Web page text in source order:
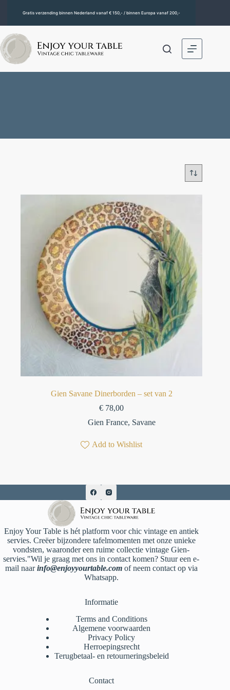
Gratis verzending binnen Nederland vanaf € 150,- / binnen Europa vanaf 200,-
Gien Savane Dinerborden – set van 2
€ 78,00
Gien France, Savane
Add to Wishlist
Enjoy Your Table is hét platform voor chic vintage en antiek
servies. Creëer bijzondere tafelmomenten met onze unieke
vondsten, waaronder een ruime collectie vintage Gien-
servies."Wil je graag met ons in contact komen? Stuur een e-
mail naarinfo@enjoyyourtable.comof neem contact op via
Whatsapp.
Informatie
Terms and Conditions
Algemene voorwaarden
Privacy Policy
Herroepingsrecht
Terugbetaal- en retourneringsbeleid
Contact